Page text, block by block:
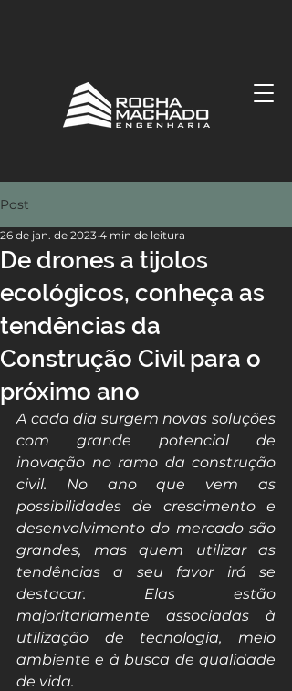
Post
De drones a tijolos
ecológicos, conheça as
tendências da
Construção Civil para o
próximo ano
26 de jan. de 2023 4 min de leitura
A cada dia surgem novas soluções
com grande potencial de
inovação no ramo da construção
civil. No ano que vem as
possibilidades de crescimento e
desenvolvimento do mercado são
grandes, mas quem utilizar as
tendências a seu favor irá se
destacar. Elas estão
majoritariamente associadas à
utilização de tecnologia, meio
ambiente e à busca de qualidade
de vida.